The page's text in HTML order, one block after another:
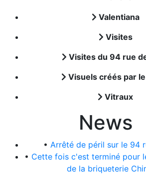
Valentiana
Visites
Visites du 94 rue
Visuels créés par le
Vitraux
News
•Arrêté de péril sur le 94
• Cette fois c'est terminé pour
de la briqueterie